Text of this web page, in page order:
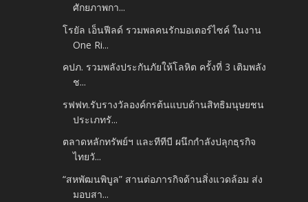
ศักยภาพกา...
โรยัล เอ็นฟีลด์ รวมพลคนรักมอเตอร์ไซค์ ในงาน
One Ri...
คปภ. รวมพลังประกันภัยให้โลหิต ครั้งที่ 3 เติมพลัง
ช...
รฟฟท.รับรางวัลองค์กรต้นแบบด้านสิทธิมนุษยชน
ประเภทรั...
ตลาดหลักทรัพย์ฯ และทีทีบี ผนึกกำลังปลุกธุรกิจ
ไทยวั...
“สหพัฒนพิบูล” สานต่อภารกิจด้านสิ่งแวดล้อม ส่ง
มอบสา...